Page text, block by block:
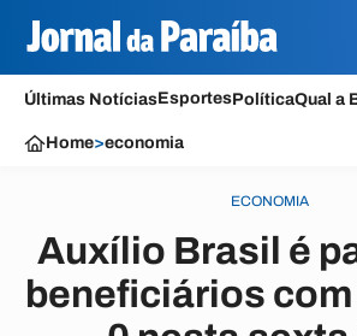
Últimas NotíciasEsportesPolíticaQual a
Home>economia
ECONOMIA
Auxílio Brasil é
beneficiários com